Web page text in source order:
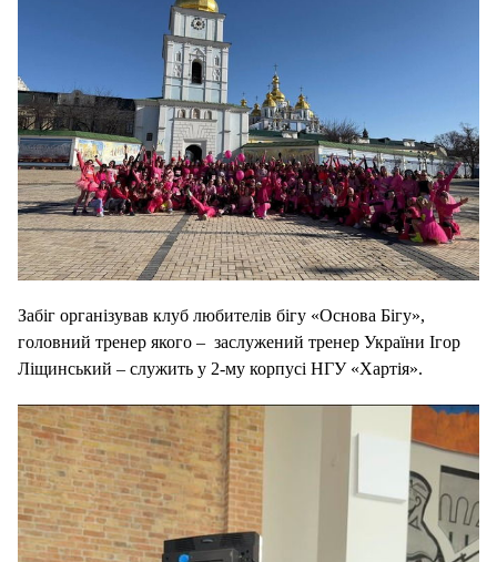
Забіг організував клуб любителів бігу «Основа Бігу»,
головний тренер якого – заслужений тренер України Ігор
Ліщинський – служить у 2-му корпусі НГУ «Хартія».